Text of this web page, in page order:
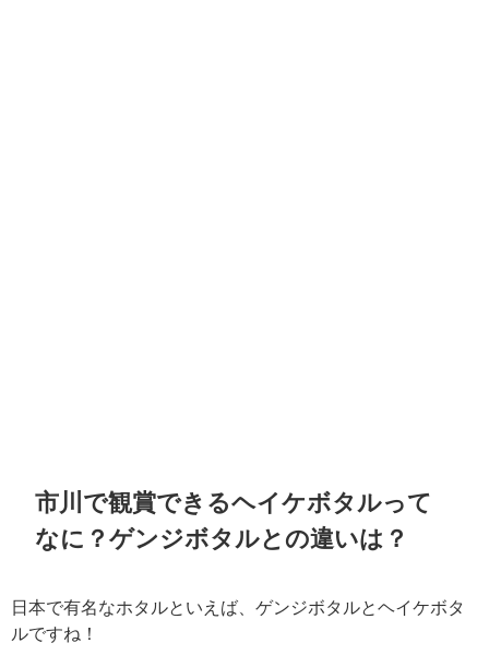
市川で観賞できるヘイケボタルって
なに？ゲンジボタルとの違いは？
日本で有名なホタルといえば、ゲンジボタルとヘイケボタ
ルですね！